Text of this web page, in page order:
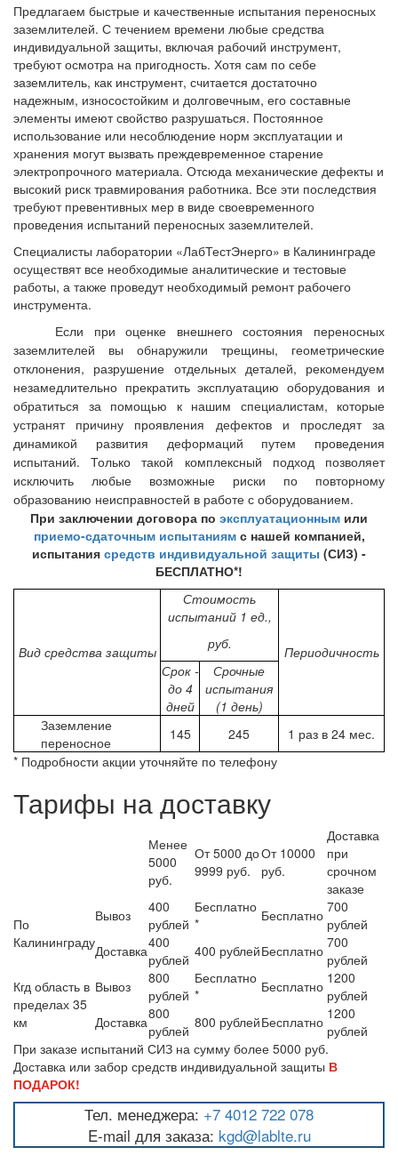
Предлагаем быстрые и качественные испытания переносных
заземлителей. С течением времени любые средства
индивидуальной защиты, включая рабочий инструмент,
требуют осмотра на пригодность. Хотя сам по себе
заземлитель, как инструмент, считается достаточно
надежным, износостойким и долговечным, его составные
элементы имеют свойство разрушаться. Постоянное
использование или несоблюдение норм эксплуатации и
хранения могут вызвать преждевременное старение
электропрочного материала. Отсюда механические дефекты и
высокий риск травмирования работника. Все эти последствия
требуют превентивных мер в виде своевременного
проведения испытаний переносных заземлителей.
Специалисты лаборатории «ЛабТестЭнерго» в Калининграде
осуществят все необходимые аналитические и тестовые
работы, а также проведут необходимый ремонт рабочего
инструмента.
Если при оценке внешнего состояния переносных
заземлителей вы обнаружили трещины, геометрические
отклонения, разрушение отдельных деталей, рекомендуем
незамедлительно прекратить эксплуатацию оборудования и
обратиться за помощью к нашим специалистам, которые
устранят причину проявления дефектов и проследят за
динамикой развития деформаций путем проведения
испытаний. Только такой комплексный подход позволяет
исключить любые возможные риски по повторному
образованию неисправностей в работе с оборудованием.
При заключении договора по эксплуатационным или
приемо-сдаточным испытаниямс нашей компанией,
испытания средств индивидуальной защиты (СИЗ) -
БЕСПЛАТНО*!
Вид средства защиты
Стоимость
испытаний 1 ед.,
руб.
Периодичность
Срок -
до 4
дней
Срочные
испытания
(1 день)
Заземление
переносное
145 245
1 раз в 24 мес.
* Подробности акции уточняйте по телефону
Тарифы на доставку
Менее
5000
руб.
От 5000 до
9999 руб.
От 10000
руб.
Доставка
при
срочном
заказе
По
Калининграду
Вывоз
400
рублей
Бесплатно
*
Бесплатно 700
рублей
Доставка400
рублей 400 рублейБесплатно 700
рублей
Кгд область в
пределах 35
км
Вывоз
800
рублей
Бесплатно
*
Бесплатно 1200
рублей
Доставка800
рублей 800 рублейБесплатно 1200
рублей
При заказе испытаний СИЗ на сумму более 5000 руб.
Доставка или забор средств индивидуальной защиты В
ПОДАРОК!
Тел. менеджера: +7 4012 722 078
E-mail для заказа: kgd@lablte.ru